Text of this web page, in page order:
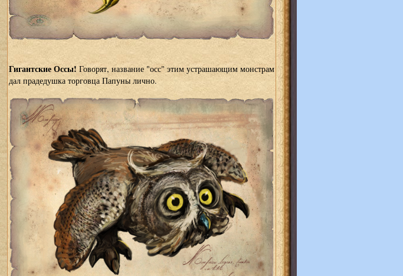
Гигантские Оссы!Говорят, название "осс" этим устрашающим монстрам
дал прадедушка торговца Папуны лично.